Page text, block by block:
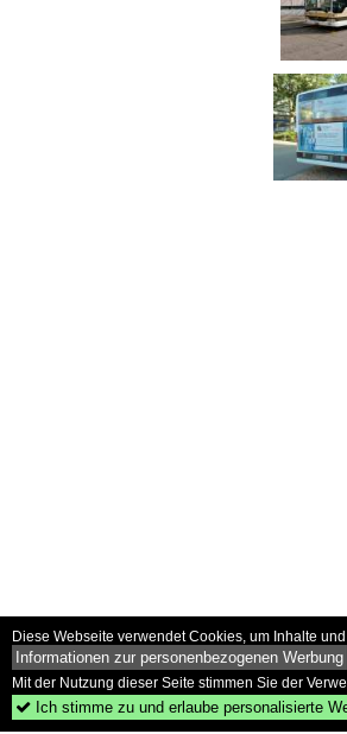
Diese Webseite verwendet Cookies, um Inhalte
Informationen zur personenbezogenen Werbung
Mit der Nutzung dieser Seite stimmen Sie der
 Ich stimme zu und erlaube personalisierte